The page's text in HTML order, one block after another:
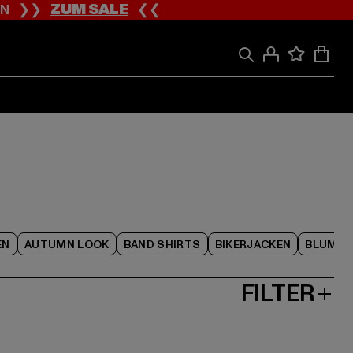
❯❯ZUM SALE❮❮
AUTUMN LOOK BAND SHIRTS BIKERJACKEN
FILTER